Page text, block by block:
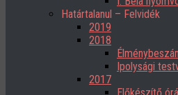
Határtalanul – Felvidék
2019
2018
Ipolysági
2017